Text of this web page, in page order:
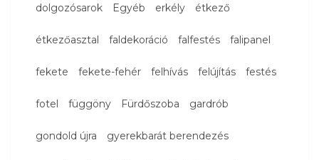
dolgozósarok Egyéb erkély étkező
étkezőasztal faldekoráció falfestés falipanel
fekete fekete-fehér felhívás felújítás festés
fotel függöny Fürdőszoba gardrób
gondold újra gyerekbarát berendezés